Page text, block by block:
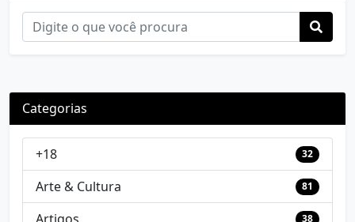
Categorias
+18 32
Arte & Cultura 81
38